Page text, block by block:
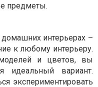
предметы.
интерьерах –
к любому интерьеру.
и цветов, вы
идеальный вариант.
экспериментировать